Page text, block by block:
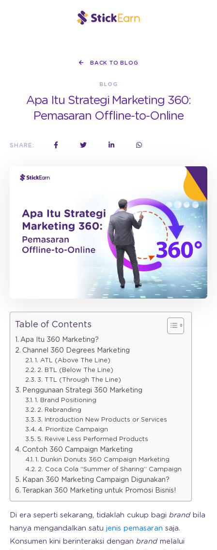
BACK TO BLOG
BLOG
Apa Itu Strategi Marketing 360:
Pemasaran Offline-to-Online
SHARE:
Table of Contents
Apa Itu 360 Marketing?
Channel 360 Degrees Marketing
1. ATL (Above The Line)
2. BTL (Below The Line)
3. TTL (Through The Line)
Penggunaan Strategi 360 Marketing
1. Brand Positioning
2. Rebranding
3. Introduction New Products or Services
4. Prioritize Campaign
5. Revive Less Performed Products
Contoh 360 Campaign Marketing
1. Dunkin Donuts 360 Campaign Marketing
2. Coca Cola “Summer of Sharing” Campaign
Kapan 360 Marketing Campaign Digunakan?
Terapkan 360 Marketing untuk Promosi Bisnis!
Di era seperti sekarang, tidaklah cukup bagi brand bila
hanya mengandalkan satu jenis pemasaran saja.
Konsumen kini berinteraksi dengan brand melalui